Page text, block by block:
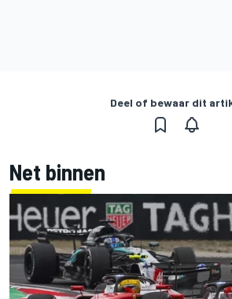
Deel of bewaar dit
Net binnen